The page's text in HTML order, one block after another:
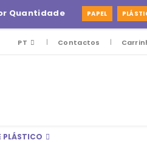
Quantidade PAPEL
PT Contactos
PLÁSTICO